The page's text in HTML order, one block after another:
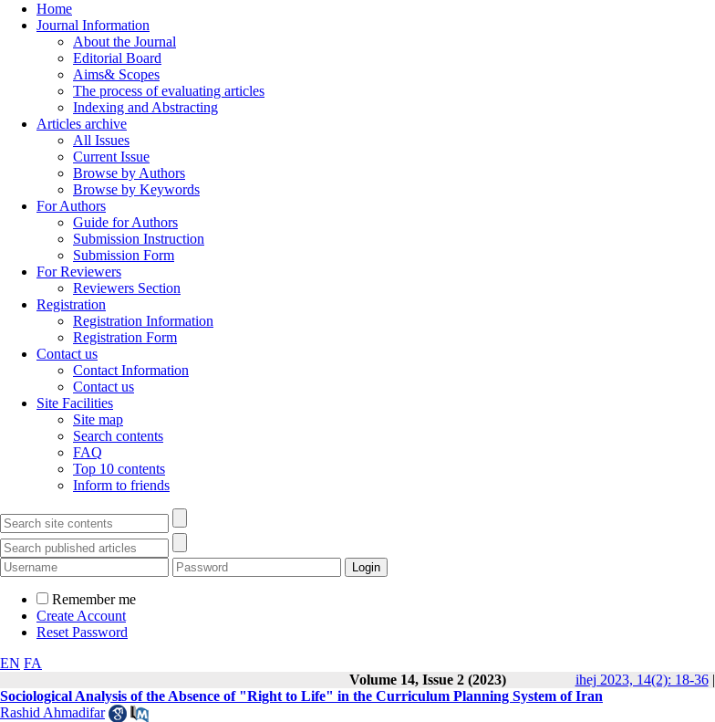
Home
Journal Information
About the Journal
Editorial Board
Aims& Scopes
The process of evaluating articles
Indexing and Abstracting
Articles archive
All Issues
Current Issue
Browse by Authors
Browse by Keywords
For Authors
Guide for Authors
Submission Instruction
Submission Form
For Reviewers
Reviewers Section
Registration
Registration Information
Registration Form
Contact us
Contact Information
Contact us
Site Facilities
Site map
Search contents
FAQ
Top 10 contents
Inform to friends
Remember me
Create Account
Reset Password
EN FA
Volume 14, Issue 2 (2023)
ihej 2023, 14(2): 18-36|
Sociological Analysis of the Absence of "Right to Life" in the Curriculum Planning System of Iran
Rashid Ahmadifar